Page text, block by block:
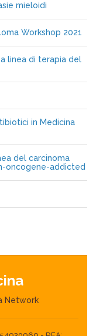
mieloidi
Workshop 2021
linea di terapia del
in Medicina
del carcinoma
oncogene-addicted
Network